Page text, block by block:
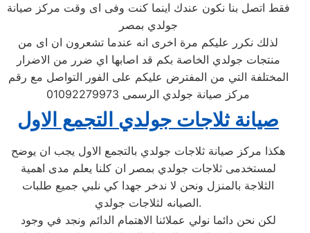
فقط اتصل بنا نكون عندك اينما كنت وفى اى وقت مركز صيانة
جولدي بمصر
لذلك نكرر عليكم مرة اخرى انه عندما تشعرون ان اى من
منتجات جولدي الخاصة بكم قد اصابها اي ضرر من الاضرار
المختلفة التي من المفترض عليكم على الفور التواصل مع رقم
مركز صيانة جولدي الرسمى 01092279973
صيانة ثلاجات جولدي التجمع الاول
هكذا مركز صيانة ثلاجات جولدي بالتجمع الاول يجب ان يوضح
لمستخدمى ثلاجات جولدي بمصر ان كلنا يعلم مدى اهمية
الثلاجة بالمنزل ونحن لا ندخر جهدا كي نلبي جميع طلبات
الصيانه لثلاجات جولدي.
لكن نحن دائما نولي عملائنا الاهتمام الدائم ونجد في وجود